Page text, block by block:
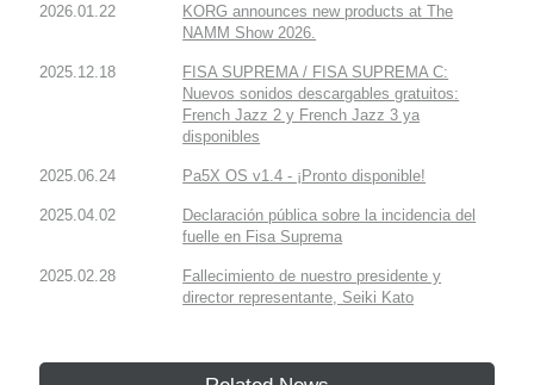
2026.01.22
KORG announces new products at The
NAMM Show 2026.
2025.12.18
FISA SUPREMA / FISA SUPREMA C:
Nuevos sonidos descargables gratuitos:
French Jazz 2 y French Jazz 3 ya
disponibles
2025.06.24 Pa5X OS v1.4 - ¡Pronto disponible!
2025.04.02
Declaración pública sobre la incidencia del
fuelle en Fisa Suprema
2025.02.28
Fallecimiento de nuestro presidente y
director representante, Seiki Kato